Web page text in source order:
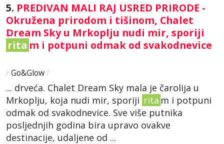
5. PREDIVAN MALI RAJ USRED PRIRODE -
Okružena prirodom i tišinom, Chalet
Dream Sky u Mrkoplju nudi mir, sporiji
rita m i potpuni odmak od svakodnevice
/ Go&Glow/
... drveća. Chalet Dream Sky mala je čarolija u
Mrkoplju, koja nudi mir, sporiji rita m i potpuni
odmak od svakodnevice. Sve više putnika
posljednjih godina bira upravo ovakve
destinacije, udaljene od ...